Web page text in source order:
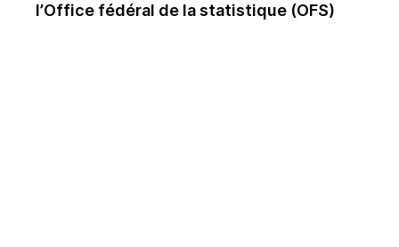
l’Office fédéral de la statistique (OFS)